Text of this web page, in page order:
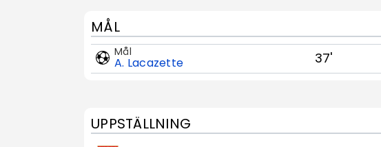
MÅL
Mål
A. Lacazette 37'
UPPSTÄLLNING